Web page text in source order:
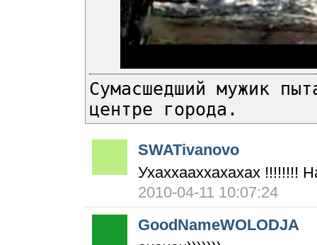
Сумасшедший мужик
центре города.
SWATivanovo
Ухаххааххахахах !!!!!!!!
2010-04-11 10:07:24
GoodNameWOLODJA